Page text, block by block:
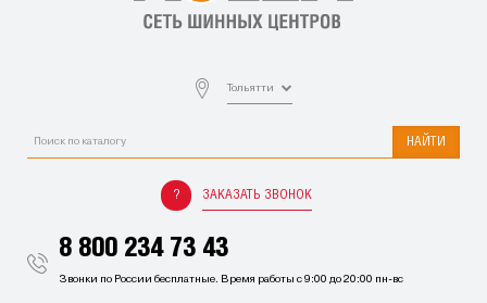
Тольятти
НАЙТИ
ЗАКАЗАТЬ ЗВОНОК
8 800 234 73 43
Звонки по России бесплатные. Время работы с 9:00 до 20:00 пн-вс